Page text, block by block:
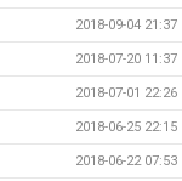
2018-09-04 21:37
2018-07-20 11:37
2018-07-01 22:26
2018-06-25 22:15
2018-06-22 07:53